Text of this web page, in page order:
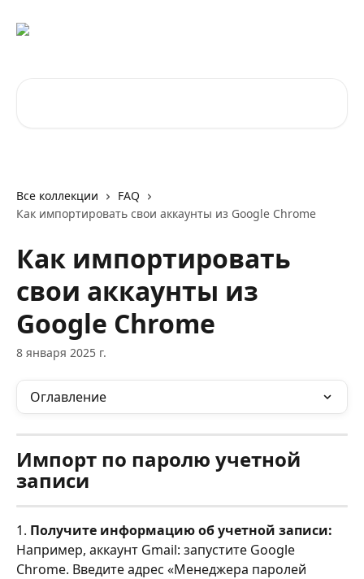
Все коллекции
FAQ
Как импортировать свои аккаунты из Google Chrome
Как импортировать
свои аккаунты из
Google Chrome
8 января 2025 г.
Оглавление
Импорт по паролю учетной
записи
1. Получите информацию об учетной записи:
Например, аккаунт Gmail: запустите Google
Chrome. Введите адрес «Менеджера паролей